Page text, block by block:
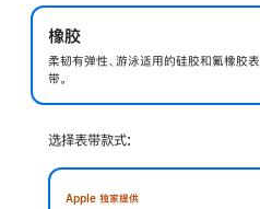
橡胶
柔韧有弹性、游泳适用的硅胶和氟橡胶表
带。
选择表带款式:
Apple 独家提供